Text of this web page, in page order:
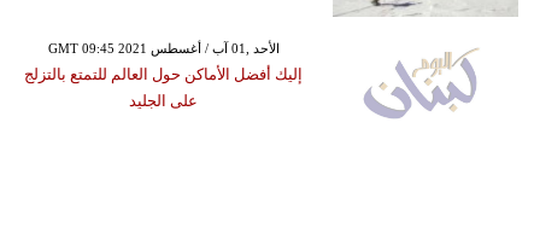
GMT 09:45 2021 الأحد ,01 آب / أغسطس
إليك أفضل الأماكن حول العالم للتمتع بالتزلج
على الجليد